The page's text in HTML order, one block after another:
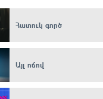
Հատուկ գործ
Այլ ոճով